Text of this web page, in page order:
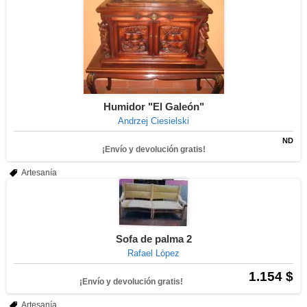
Humidor "El Galeón"
Andrzej Ciesielski
ND
¡Envío y devolución gratis!
Artesanía
Sofa de palma 2
Rafael Lòpez
1.154 $
¡Envío y devolución gratis!
Artesanía